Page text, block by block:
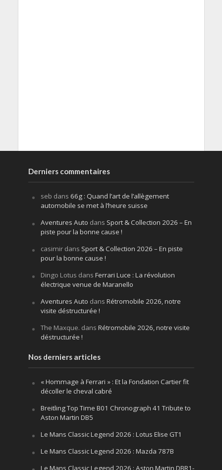
Derniers commentaires
seb dans 66g : Quand l’art de l’allègement
automobile se met à l’heure suisse
Aventures Auto dans Sport & Collection 2026 – En
piste pour la bonne cause !
casimirdans Sport & Collection 2026 – En piste
pour la bonne cause !
Dingo Lotus dans Ferrari Luce : La révolution
électrique venue de Maranello
Aventures Auto dans Rétromobile 2026, notre
visite déstructurée !
The Maxque. dans Rétromobile 2026, notre visite
déstructurée !
Nos derniers articles
« Hommage à Ferrari » : Et la Fondation Cartier fit
décoller le cheval cabré
Breitling Top Time B01 Chronograph 41 Tribute to
Aston Martin DB5
Le Mans Classic Legend 2026 : Lotus Elise GT1
Le Mans Classic Legend 2026 : Mazda 787B
Le Mans Classic Legend 2026 : Aston Martin DBR1-